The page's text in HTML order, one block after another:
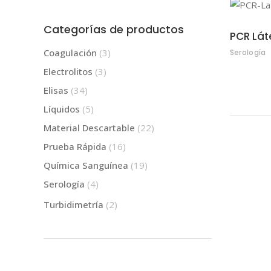
PCR
Serología
Categorías de productos
Coagulación (3)
Electrolitos (3)
Elisas (34)
Líquidos (5)
Material Descartable (22)
Prueba Rápida (16)
Química Sanguínea (19)
Serología (4)
Turbidimetría (2)